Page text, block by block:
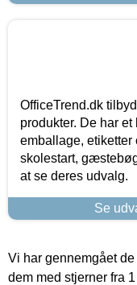
OfficeTrend.dk
produkter. De har
emballage, etiketter
skolestart,
at se deres udvalg.
Se
Vi har gennemgået
dem med stjerner fra